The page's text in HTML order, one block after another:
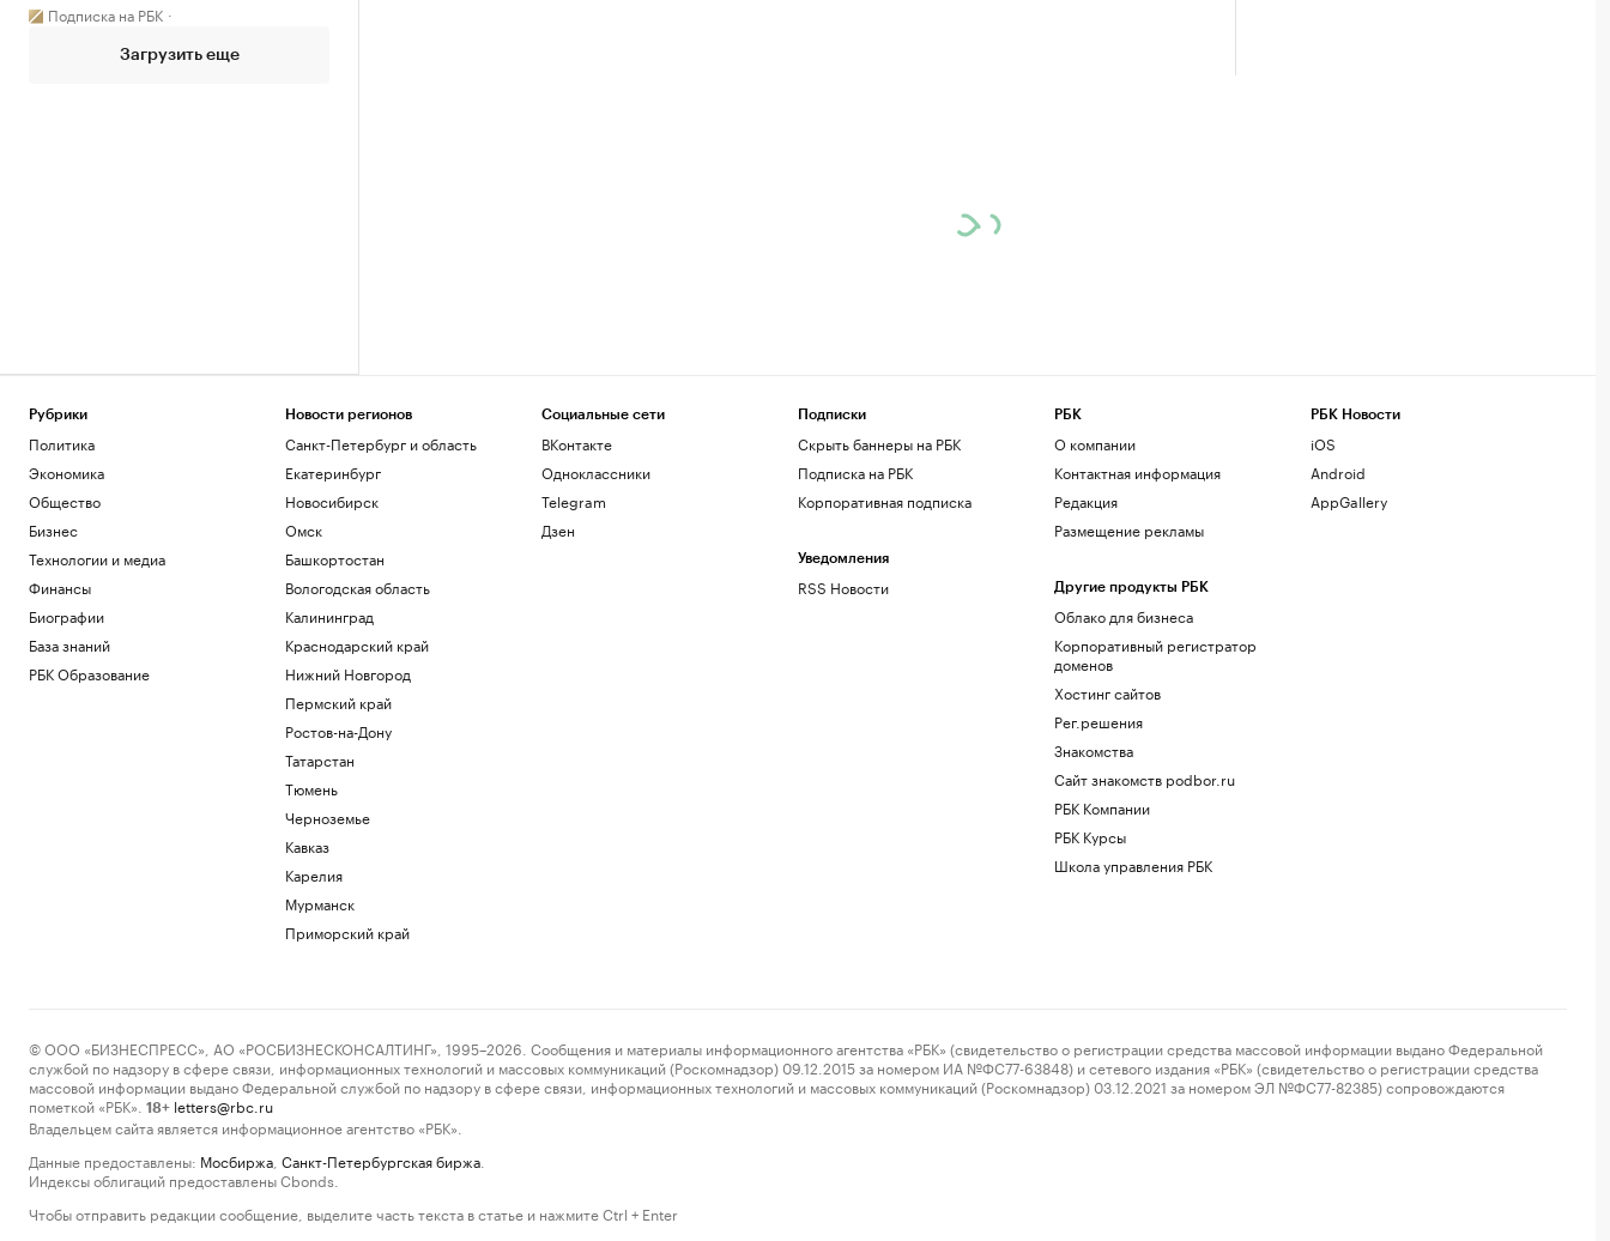
Подписка на РБК
Загрузить еще
Рубрики
Политика
Экономика
Общество
Бизнес
Технологии и медиа
Финансы
Биографии
База знаний
РБК Образование
Новости регионов
Санкт-Петербург и область
Екатеринбург
Новосибирск
Омск
Башкортостан
Вологодская область
Калининград
Краснодарский край
Нижний Новгород
Пермский край
Ростов-на-Дону
Татарстан
Тюмень
Черноземье
Кавказ
Карелия
Мурманск
Приморский край
Социальные сети
ВКонтакте
Одноклассники
Telegram
Дзен
Подписки
Скрыть баннеры на РБК
Подписка на РБК
Корпоративная подписка
Уведомления
RSS Новости
РБК
О компании
Контактная информация
Редакция
Размещение рекламы
Другие продукты РБК
Облако для бизнеса
Корпоративный регистратор
доменов
Хостинг сайтов
Рег.решения
Знакомства
Сайт знакомств podbor.ru
РБК Компании
РБК Курсы
Школа управления РБК
РБК Новости
iOS
Android
AppGallery
© ООО «БИЗНЕСПРЕСС», АО «РОСБИЗНЕСКОНСАЛТИНГ», 1995–2026. Сообщения и материалы информационного агентства «РБК» (свидетельство о регистрации средства массовой информации выдано Федеральной
службой по надзору в сфере связи, информационных технологий и массовых коммуникаций (Роскомнадзор) 09.12.2015 за номером ИА №ФС77-63848) и сетевого издания «РБК» (свидетельство о регистрации средства
массовой информации выдано Федеральной службой по надзору в сфере связи, информационных технологий и массовых коммуникаций (Роскомнадзор) 03.12.2021 за номером ЭЛ №ФС77-82385) сопровождаются
пометкой «РБК».
18+ letters@rbc.ru
Владельцем сайта является информационное агентство «РБК».
Данные предоставлены: Мосбиржа Санкт-Петербургская биржа
Индексы облигаций предоставлены Cbonds.
Чтобы отправить редакции сообщение, выделите часть текста в статье и нажмите Ctrl + Enter